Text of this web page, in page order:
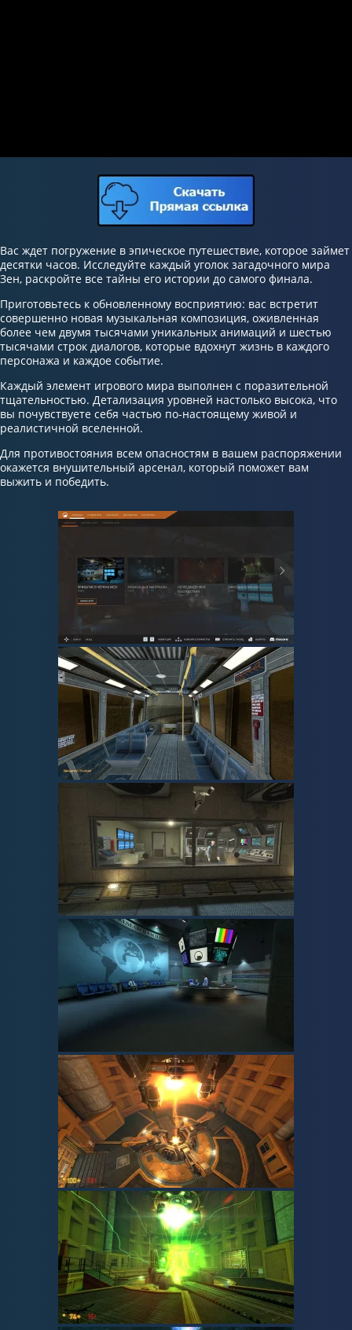
Вас ждет погружение в эпическое путешествие, которое займет
десятки часов. Исследуйте каждый уголок загадочного мира
Зен, раскройте все тайны его истории до самого финала.
Приготовьтесь к обновленному восприятию: вас встретит
совершенно новая музыкальная композиция, оживленная
более чем двумя тысячами уникальных анимаций и шестью
тысячами строк диалогов, которые вдохнут жизнь в каждого
персонажа и каждое событие.
Каждый элемент игрового мира выполнен с поразительной
тщательностью. Детализация уровней настолько высока, что
вы почувствуете себя частью по-настоящему живой и
реалистичной вселенной.
Для противостояния всем опасностям в вашем распоряжении
окажется внушительный арсенал, который поможет вам
выжить и победить.